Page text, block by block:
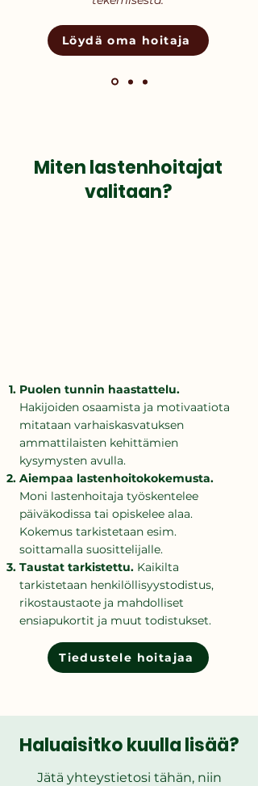
Löydä oma hoitaja
Miten lastenhoitajat
valitaan?
Puolen tunnin haastattelu.
Hakijoiden osaamista ja motivaatiota
mitataan varhaiskasvatuksen
ammattilaisten kehittämien
kysymysten avulla.
Aiempaa lastenhoitokokemusta.
Moni lastenhoitaja työskentelee
päiväkodissa tai opiskelee alaa.
Kokemus tarkistetaan esim.
soittamalla suosittelijalle.
Taustat tarkistettu. Kaikilta
tarkistetaan henkilöllisyystodistus,
rikostaustaote ja mahdolliset
ensiapukortit ja muut todistukset.
Tiedustele hoitajaa
Haluaisitko kuulla lisää?
Jätä yhteystietosi tähän, niin